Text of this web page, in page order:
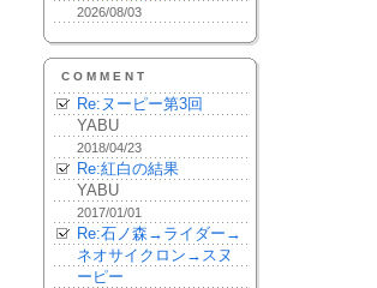
2026/08/03
COMMENT
Re:ヌーピー第3回
YABU
2018/04/23
Re:紅白の結果
YABU
2017/01/01
Re:石ノ森→ライダー→
ネオサイクロン→スヌ
ーピー